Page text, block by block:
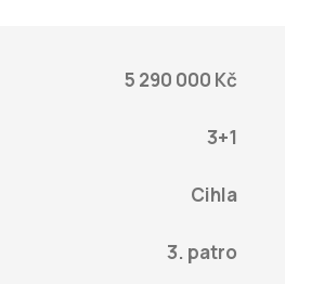
5 290 000 Kč
3+1
Cihla
3. patro